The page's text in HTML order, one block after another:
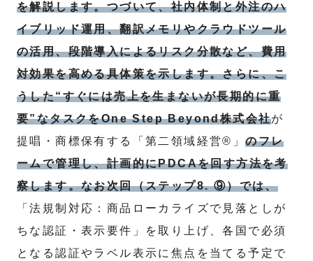
を解説します。つづいて、社内体制と外注のハ
イブリッド運用、翻訳メモリやクラウドツール
の活用、段階導入によるリスク分散など、費用
対効果を高める具体策を示します。さらに、こ
うした“すぐには売上を生まないが長期的に重
要”なタスクをOne Step Beyond株式会社が
提唱・商標保有する「第二領域経営®」のフレ
ームで管理し、計画的にPDCAを回す方法を考
察します。なお次回（ステップ8. ⑨）では、
「法規制対応：商品ローカライズで見落としが
ちな認証・表示要件」を取り上げ、各国で必須
となる認証やラベル表示に焦点を当てる予定で